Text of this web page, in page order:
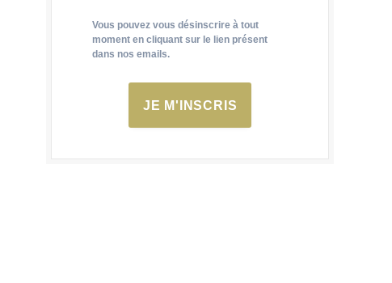
Vous pouvez vous désinscrire à tout
moment en cliquant sur le lien présent
dans nos emails.
JE M'INSCRIS